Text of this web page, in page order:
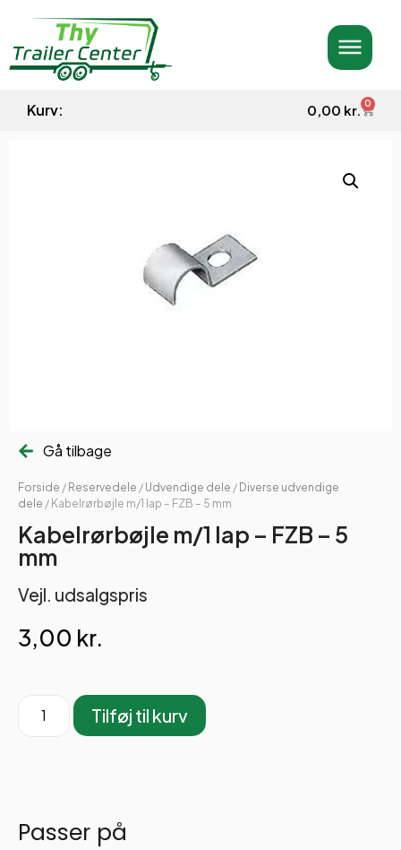
Kurv: 0,00 kr. 0
Gå tilbage
Forside / Reservedele / Udvendige dele / Diverse udvendige
dele / Kabelrørbøjle m/1 lap – FZB – 5 mm
Kabelrørbøjle m/1 lap – FZB – 5
mm
Vejl. udsalgspris
3,00 kr.
Tilføj til kurv
Passer på